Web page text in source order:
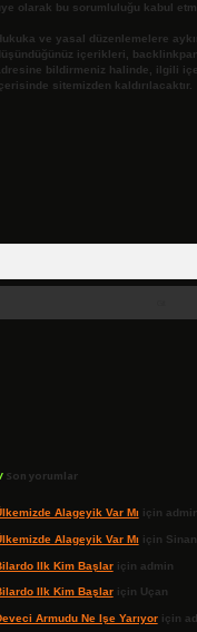
olarak bu sorumluluğu kabul
ve yasal düzenlemelere
içerikleri,
bildirmeniz halinde, ilgili
sitemizden kaldırılacaktır.
Son yorumlar
Alageyik Var Mı için admin
Alageyik Var Mı için Sinan
Ilk Kim Başlariçin admin
Ilk Kim Başlariçin Uçan
Armudu Ne Işe Yarıyoriçin